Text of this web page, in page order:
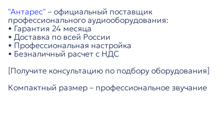
"Антарес" – официальный поставщик
профессионального аудиооборудования:
• Гарантия 24 месяца
• Доставка по всей России
• Профессиональная настройка
• Безналичный расчет с НДС
[Получите консультацию по подбору оборудования]
Компактный размер – профессиональное звучание